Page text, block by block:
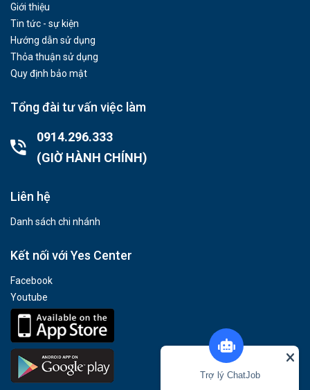
Giới thiệu
Tin tức - sự kiện
Hướng dẫn sử dụng
Thỏa thuận sử dụng
Quy định bảo mật
Tổng đài tư vấn việc làm
0914.296.333
(GIỜ HÀNH CHÍNH)
Liên hệ
Danh sách chi nhánh
Kết nối với Yes Center
Facebook
Youtube
Trợ lý ChatJob